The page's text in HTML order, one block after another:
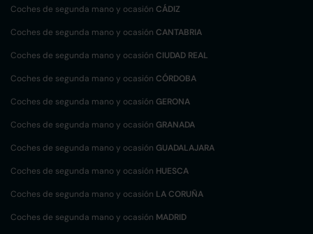
Coches de segunda mano y ocasión CÁDIZ
Coches de segunda mano y ocasión CANTABRIA
Coches de segunda mano y ocasión CIUDAD REAL
Coches de segunda mano y ocasión CÓRDOBA
Coches de segunda mano y ocasión GERONA
Coches de segunda mano y ocasión GRANADA
Coches de segunda mano y ocasión GUADALAJARA
Coches de segunda mano y ocasión HUESCA
Coches de segunda mano y ocasión LA CORUÑA
Coches de segunda mano y ocasión MADRID